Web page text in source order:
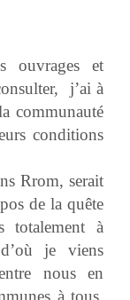
ouvrages et
j’ai à
communauté
conditions
Rrom, serait
de la quête
totalement à
je viens
nous en
à tous,